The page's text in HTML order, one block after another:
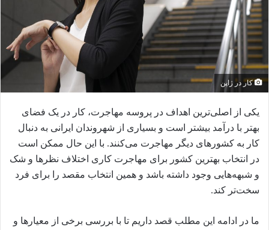
ی
م
ی
ل
کار در ژاپن
یکی از اصلی‌ترین اهداف در پروسه مهاجرت، کار در یک فضای
بهتر با درآمد بیشتر است و بسیاری از شهروندان ایرانی به دنبال
کار به کشورهای دیگر مهاجرت می‌کنند. با این حال ممکن است
در انتخاب بهترین کشور برای مهاجرت کاری اختلاف نظرها و شک
و شبهه‌هایی وجود داشته باشد و همین انتخاب مقصد را برای فرد
سخت‌تر کند.
ما در ادامه این مطلب قصد داریم تا با بررسی برخی از معیارها و